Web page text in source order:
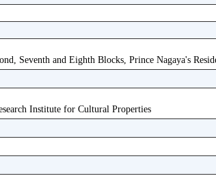
Seventh and Eighth Blocks, Prince Nagaya's
Institute for Cultural Properties